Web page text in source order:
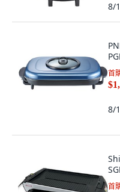
8/
首
8/
首